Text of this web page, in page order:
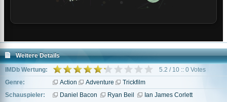
Weitere Details
IMDb Wertung:
5.2 / 10 :: 0 Votes
Genre:
Action Adventure
Trickfilm
Schauspieler:
Daniel Bacon Ryan Beil
Ian James Corlett